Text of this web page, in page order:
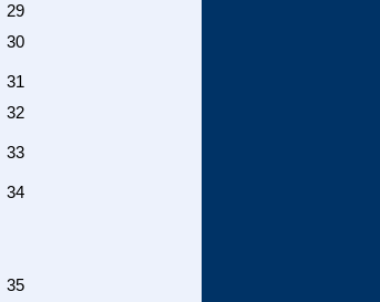
29
30
31
32
33
34
35